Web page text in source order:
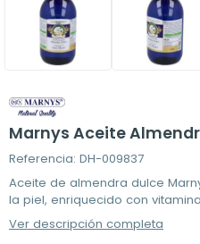
Marnys Aceite
Referencia: DH-009837
Aceite de almendra dulce
la piel, enriquecido con
Ver descripción completa